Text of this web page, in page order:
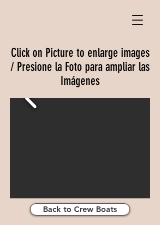
Click on Picture to enlarge images
/ Presione la Foto para ampliar las
Imágenes
Back to Crew Boats